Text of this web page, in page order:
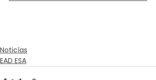
Noticías
EAD ESA